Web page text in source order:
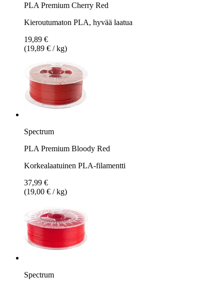
PLA Premium Cherry Red
Kieroutumaton PLA, hyvää laatua
19,89 €
(19,89 € / kg)
Spectrum
PLA Premium Bloody Red
Korkealaatuinen PLA-filamentti
37,99 €
(19,00 € / kg)
Spectrum